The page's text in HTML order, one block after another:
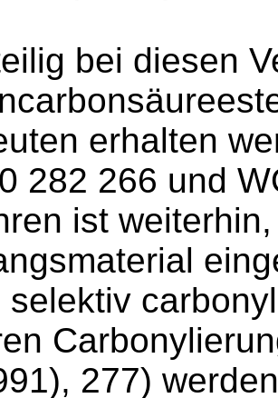
bei diesen
erhalten
282 266 und
ist
selektiv
277)